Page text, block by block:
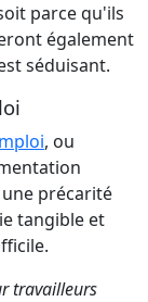
parce qu'ils
également
séduisant.
, ou
précarité
tangible et
travailleurs